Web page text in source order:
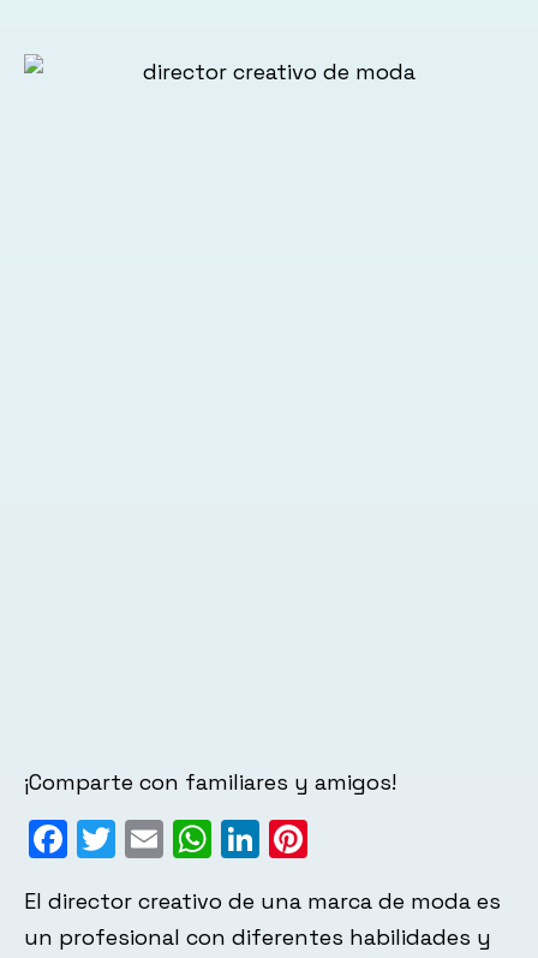
¡Comparte con familiares y amigos!
Facebook
Twitter
EmailWhatsApp
LinkedIn
El director creativo de una marca de moda es
un profesional con diferentes habilidades y